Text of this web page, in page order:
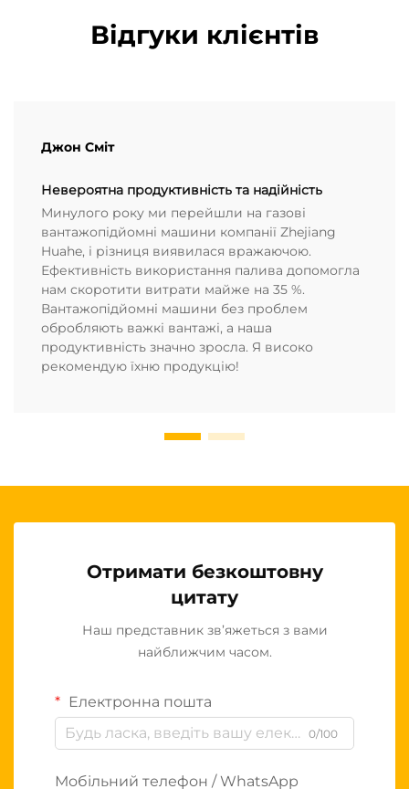
Відгуки клієнтів
Джон Сміт
Невероятна продуктивність та надійність
Минулого року ми перейшли на газові
вантажопідйомні машини компанії Zhejiang
Huahe, і різниця виявилася вражаючою.
Ефективність використання палива допомогла
нам скоротити витрати майже на 35 %.
Вантажопідйомні машини без проблем
обробляють важкі вантажі, а наша
продуктивність значно зросла. Я високо
рекомендую їхню продукцію!
Отримати безкоштовну
цитату
Наш представник зв’яжеться з вами
найближчим часом.
Електронна пошта
0/100
Мобільний телефон / WhatsApp